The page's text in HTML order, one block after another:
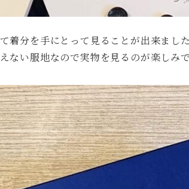
分を手にとって見ることが出来ました
ない服地なので実物を見るのが楽しみ